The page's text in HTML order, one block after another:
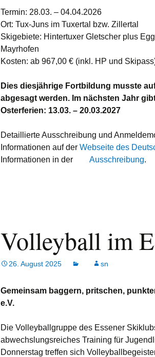
Termin: 28.03. – 04.04.2026
Ort: Tux-Juns im Tuxertal bzw. Zillertal
Skigebiete: Hintertuxer Gletscher plus
Mayrhofen
Kosten: ab 967,00 € (inkl. HP und
Dies diesjährige Fortbildung musste
abgesagt werden. Im nächsten Jahr
Osterferien: 13.03. – 20.03.2027
Detaillierte Ausschreibung und
Informationen auf der Webseite des
Informationen in der
Ausschreibung.
Volleyball im
26. August 2025 sn
Gemeinsam baggern, pritschen,
e.V.
Die Volleyballgruppe des Essener
abwechslungsreiches Training für
Donnerstag treffen sich